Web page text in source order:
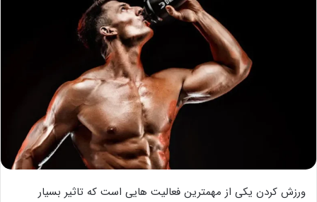
ورزش کردن یکی از مهمترین فعالیت هایی است که تاثیر بسیار